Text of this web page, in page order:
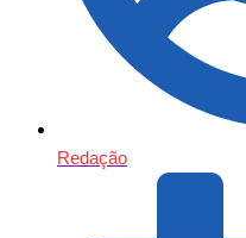
Redação